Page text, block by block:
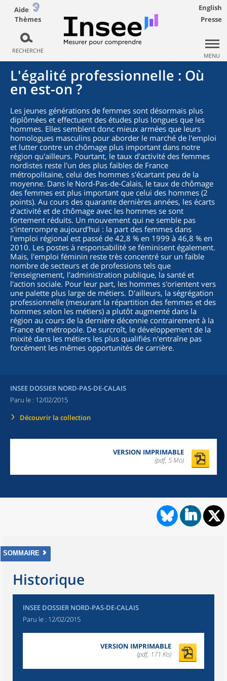
Aide
Thèmes
RECHERCHE
English
Presse
MENU
L'égalité professionnelle : Où
en est-on ?
Les jeunes générations de femmes sont désormais plus
diplômées et effectuent des études plus longues que les
hommes. Elles semblent donc mieux armées que leurs
homologues masculins pour aborder le marché de l'emploi
et lutter contre un chômage plus important dans notre
région qu'ailleurs. Pourtant, le taux d'activité des femmes
nordistes reste l'un des plus faibles de France
métropolitaine, celui des hommes s'écartant peu de la
moyenne. Dans le Nord-Pas-de-Calais, le taux de chômage
des femmes est plus important que celui des hommes (2
points). Au cours des quarante dernières années, les écarts
d'activité et de chômage avec les hommes se sont
fortement réduits. Un mouvement qui ne semble pas
s'interrompre aujourd'hui : la part des femmes dans
l'emploi régional est passé de 42,8 % en 1999 à 46,8 % en
2010. Les postes à responsabilité se féminisent également.
Mais, l'emploi féminin reste très concentré sur un faible
nombre de secteurs et de professions tels que
l'enseignement, l'administration publique, la santé et
l'action sociale. Pour leur part, les hommes s'orientent vers
une palette plus large de métiers. D'ailleurs, la ségrégation
professionnelle (mesurant la répartition des femmes et des
hommes selon les métiers) a plutôt augmenté dans la
région au cours de la dernière décennie contrairement à la
France de métropole. De surcroît, le développement de la
mixité dans les métiers les plus qualifiés n'entraîne pas
forcément les mêmes opportunités de carrière.
INSEE DOSSIER NORD-PAS-DE-CALAIS
Paru le : 12/02/2015
Découvrir la collection
VERSION IMPRIMABLE
(pdf, 5 Mo)
SOMMAIRE
Historique
INSEE DOSSIER NORD-PAS-DE-CALAIS
Paru le : 12/02/2015
VERSION IMPRIMABLE
(pdf, 171 Ko)